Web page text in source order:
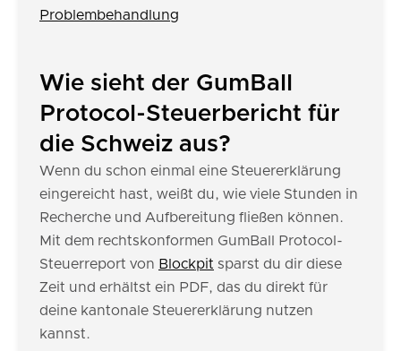
Problembehandlung
Wie sieht der GumBall
Protocol-Steuerbericht für
die Schweiz aus?
Wenn du schon einmal eine Steuererklärung
eingereicht hast, weißt du, wie viele Stunden in
Recherche und Aufbereitung fließen können.
Mit dem rechtskonformen GumBall Protocol-
Steuerreport von Blockpit sparst du dir diese
Zeit und erhältst ein PDF, das du direkt für
deine kantonale Steuererklärung nutzen
kannst.